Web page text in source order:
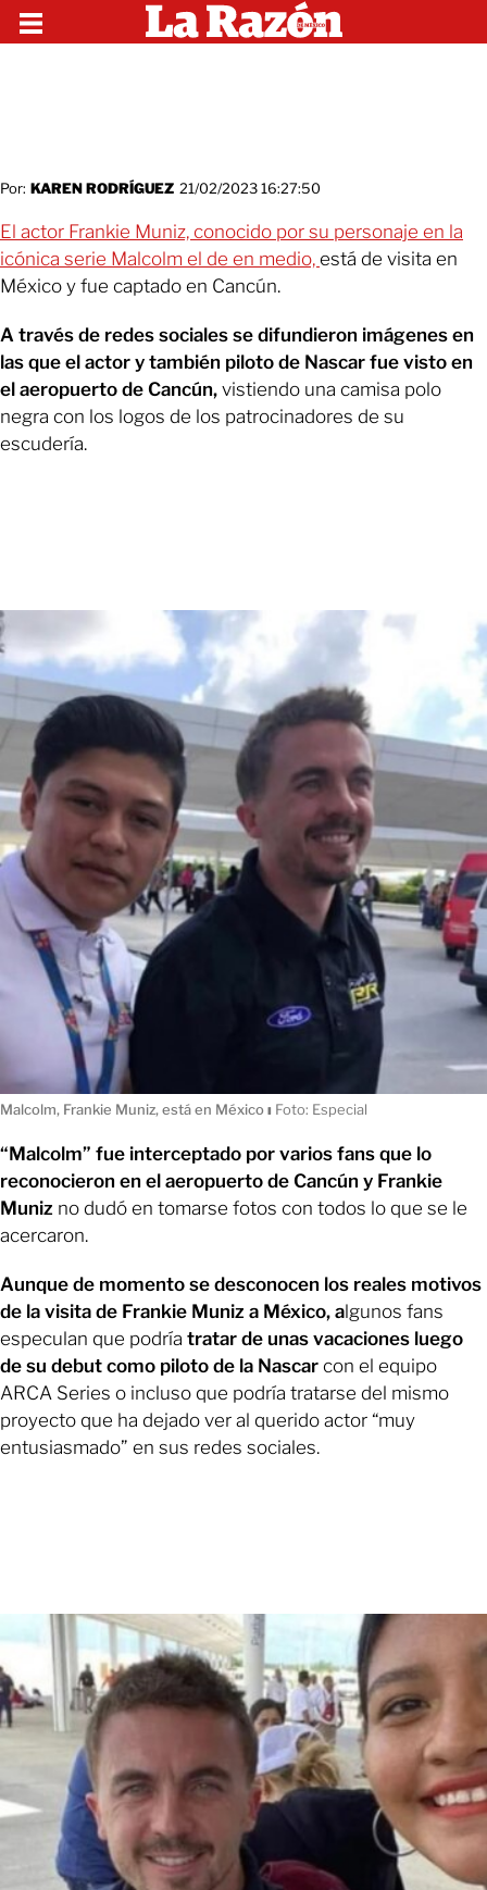
Por: KAREN RODRÍGUEZ 21/02/2023 16:27:50
El actor Frankie Muniz, conocido por su personaje en la
icónica serie Malcolm el de en medio, está de visita en
México y fue captado en Cancún.
A través de redes sociales se difundieron imágenes en
las que el actor y también piloto de Nascar fue visto en
el aeropuerto de Cancún, vistiendo una camisa polo
negra con los logos de los patrocinadores de su
escudería.
Malcolm, Frankie Muniz, está en Méxicoı Foto: Especial
“Malcolm” fue interceptado por varios fans que lo
reconocieron en el aeropuerto de Cancún y Frankie
Muniz no dudó en tomarse fotos con todos lo que se le
acercaron.
Aunque de momento se desconocen los reales motivos
de la visita de Frankie Muniz a México, algunos fans
especulan que podría tratar de unas vacaciones luego
de su debut como piloto de la Nascar con el equipo
ARCA Series o incluso que podría tratarse del mismo
proyecto que ha dejado ver al querido actor “muy
entusiasmado” en sus redes sociales.